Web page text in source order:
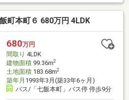
町本町６ 680万円 4LDK
680万円
間取り 4LDK
建物面積99.36m2
土地面積183.68m2
築年月 1993年3月(築33年6ヶ月)
バス/「七飯本町」バス停 停歩9分